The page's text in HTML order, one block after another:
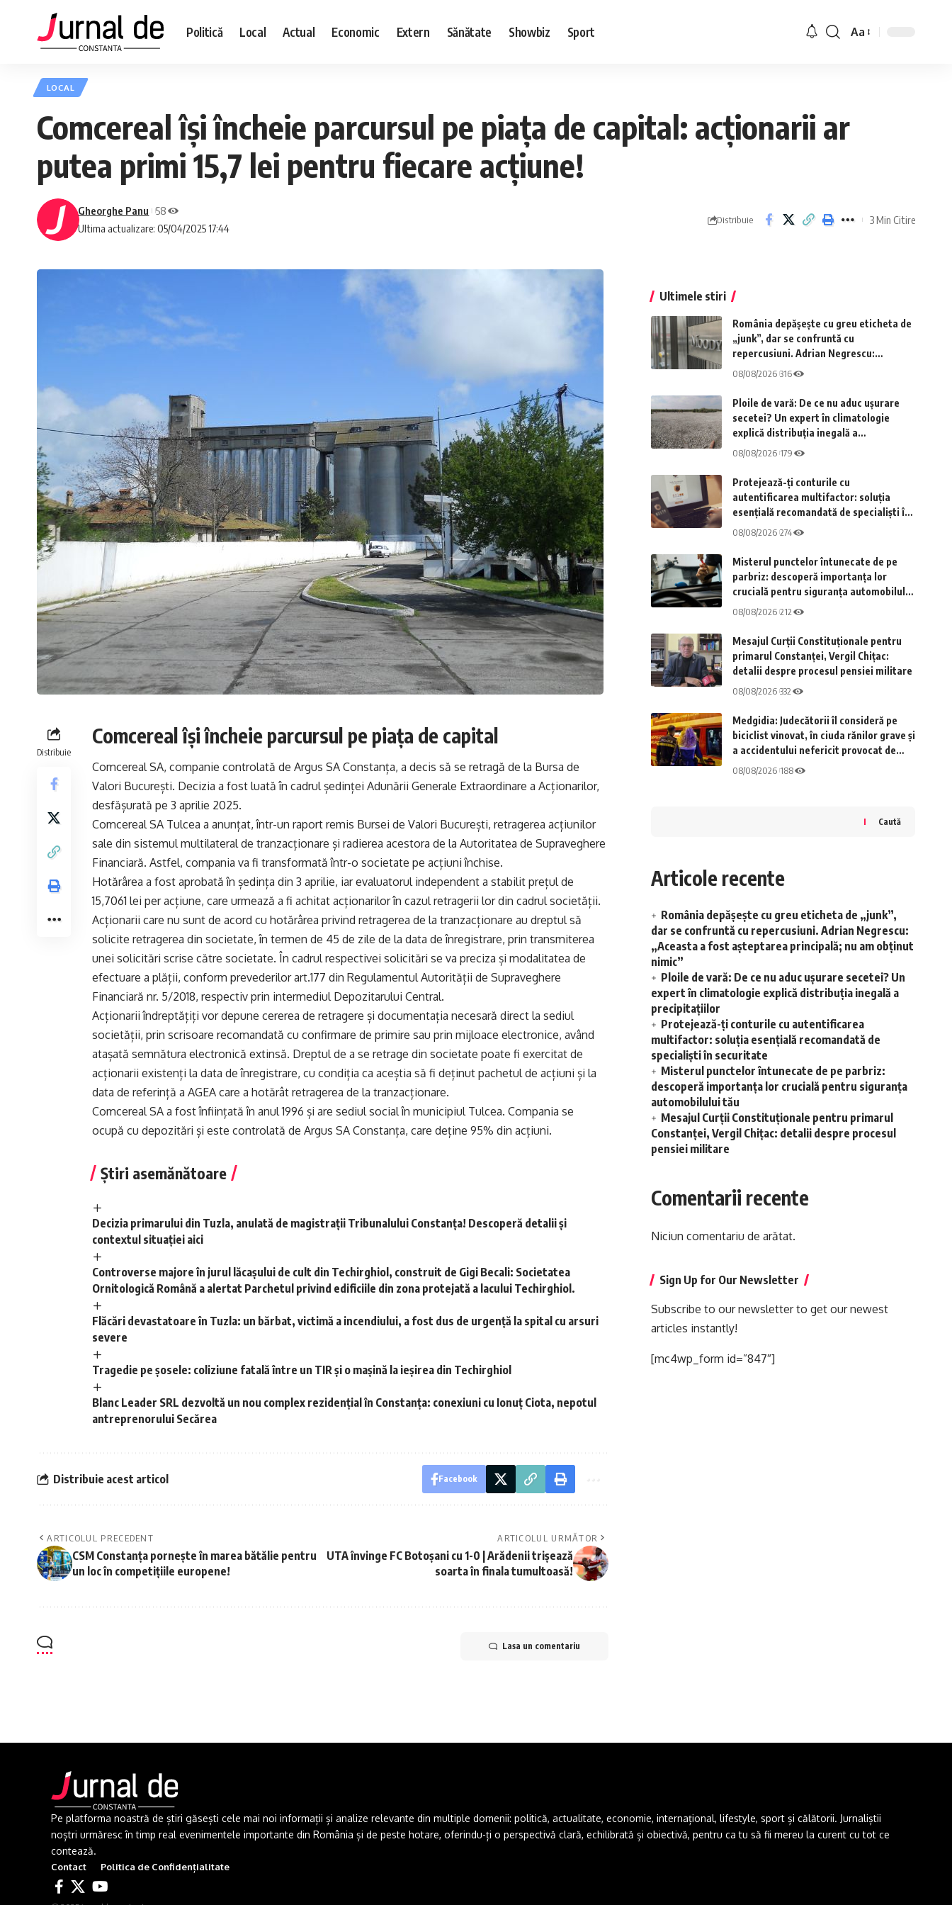
Politică Local Actual Economic Extern Sănătate Showbiz Sport Aa
LOCAL
Comcereal își încheie parcursul pe piața de capital: acționarii ar
putea primi 15,7 lei pentru fiecare acțiune!
Ultima actualizare: 05/04/2025 17:44
Gheorghe Panu 58
Distribuie 3 Min Citire
Distribuie
Comcereal își încheie parcursul pe piața de capital
Comcereal SA, companie controlată de Argus SA Constanța, a decis să se retragă de la Bursa de
Valori București. Decizia a fost luată în cadrul ședinței Adunării Generale Extraordinare a Acționarilor,
desfășurată pe 3 aprilie 2025.
Comcereal SA Tulcea a anunțat, într-un raport remis Bursei de Valori București, retragerea acțiunilor
sale din sistemul multilateral de tranzacționare și radierea acestora de la Autoritatea de Supraveghere
Financiară. Astfel, compania va fi transformată într-o societate pe acțiuni închise.
Hotărârea a fost aprobată în ședința din 3 aprilie, iar evaluatorul independent a stabilit prețul de
15,7061 lei per acțiune, care urmează a fi achitat acționarilor în cazul retragerii lor din cadrul societății.
Acționarii care nu sunt de acord cu hotărârea privind retragerea de la tranzacționare au dreptul să
solicite retragerea din societate, în termen de 45 de zile de la data de înregistrare, prin transmiterea
unei solicitări scrise către societate. În cadrul respectivei solicitări se va preciza și modalitatea de
efectuare a plății, conform prevederilor art.177 din Regulamentul Autorității de Supraveghere
Financiară nr. 5/2018, respectiv prin intermediul Depozitarului Central.
Acționarii îndreptățiți vor depune cererea de retragere și documentația necesară direct la sediul
societății, prin scrisoare recomandată cu confirmare de primire sau prin mijloace electronice, având
atașată semnătura electronică extinsă. Dreptul de a se retrage din societate poate fi exercitat de
acționarii existenți la data de înregistrare, cu condiția ca aceștia să fi deținut pachetul de acțiuni și la
data de referință a AGEA care a hotărât retragerea de la tranzacționare.
Comcereal SA a fost înființată în anul 1996 și are sediul social în municipiul Tulcea. Compania se
ocupă cu depozitări și este controlată de Argus SA Constanța, care deține 95% din acțiuni.
Știri asemănătoare
Decizia primarului din Tuzla, anulată de magistrații Tribunalului Constanța! Descoperă detalii și
contextul situației aici
Controverse majore în jurul lăcașului de cult din Techirghiol, construit de Gigi Becali: Societatea
Ornitologică Română a alertat Parchetul privind edificiile din zona protejată a lacului Techirghiol.
Flăcări devastatoare în Tuzla: un bărbat, victimă a incendiului, a fost dus de urgență la spital cu arsuri
severe
Tragedie pe șosele: coliziune fatală între un TIR și o mașină la ieșirea din Techirghiol
Blanc Leader SRL dezvoltă un nou complex rezidențial în Constanța: conexiuni cu Ionuț Ciota, nepotul
antreprenorului Secărea
Distribuie acest articol Facebook
ARTICOLUL PRECEDENT
CSM Constanța pornește în marea bătălie pentru
un loc în competițiile europene!
ARTICOLUL URMĂTOR
UTA învinge FC Botoșani cu 1-0 | Arădenii trișează
soarta în finala tumultoasă!
Lasa un comentariu
Ultimele stiri
România depășește cu greu eticheta de
„junk”, dar se confruntă cu
repercusiuni. Adrian Negrescu:
„Aceasta a fost așteptarea principală;
08/08/2026 316
Ploile de vară: De ce nu aduc ușurare
secetei? Un expert în climatologie
explică distribuția inegală a
precipitațiilor
08/08/2026 179
Protejează-ți conturile cu
autentificarea multifactor: soluția
esențială recomandată de specialiști în
securitate
08/08/2026 274
Misterul punctelor întunecate de pe
parbriz: descoperă importanța lor
crucială pentru siguranța automobilului
tău
08/08/2026 212
Mesajul Curții Constituționale pentru
primarul Constanței, Vergil Chițac:
detalii despre procesul pensiei militare
08/08/2026 332
Medgidia: Judecătorii îl consideră pe
biciclist vinovat, în ciuda rănilor grave și
a accidentului nefericit provocat de
șofer. Detalii din investigație
08/08/2026 188
Caută
Articole recente
România depășește cu greu eticheta de „junk”,
dar se confruntă cu repercusiuni. Adrian Negrescu:
„Aceasta a fost așteptarea principală; nu am obținut
nimic”
Ploile de vară: De ce nu aduc ușurare secetei? Un
expert în climatologie explică distribuția inegală a
precipitațiilor
Protejează-ți conturile cu autentificarea
multifactor: soluția esențială recomandată de
specialiști în securitate
Misterul punctelor întunecate de pe parbriz:
descoperă importanța lor crucială pentru siguranța
automobilului tău
Mesajul Curții Constituționale pentru primarul
Constanței, Vergil Chițac: detalii despre procesul
pensiei militare
Comentarii recente
Niciun comentariu de arătat.
Sign Up for Our Newsletter
Subscribe to our newsletter to get our newest
articles instantly!
[mc4wp_form id=”847″]
Pe platforma noastră de știri găsești cele mai noi informații și analize relevante din multiple domenii: politică, actualitate, economie, internațional, lifestyle, sport și călătorii. Jurnaliștii
noștri urmăresc în timp real evenimentele importante din România și de peste hotare, oferindu-ți o perspectivă clară, echilibrată și obiectivă, pentru ca tu să fii mereu la curent cu tot ce
contează.
Contact Politica de Confidențialitate